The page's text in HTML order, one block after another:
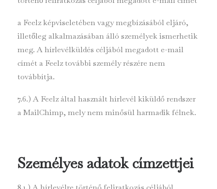
a Feelz képviseletében vagy megbízásából eljáró,
illetőleg alkalmazásában álló személyek ismerhetik
meg. A hírlevélküldés céljából megadott e-mail
címét a Feelz további személy részére nem
továbbítja.
7.6.) A Feelz által használt hírlevél kiküldő rendszer
a MailChimp, mely nem minősül harmadik félnek.
Személyes adatok címzettjei